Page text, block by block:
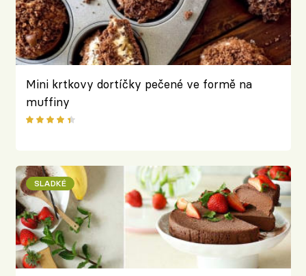
Mini krtkovy dortíčky pečené ve formě na
muffiny
SLADKÉ